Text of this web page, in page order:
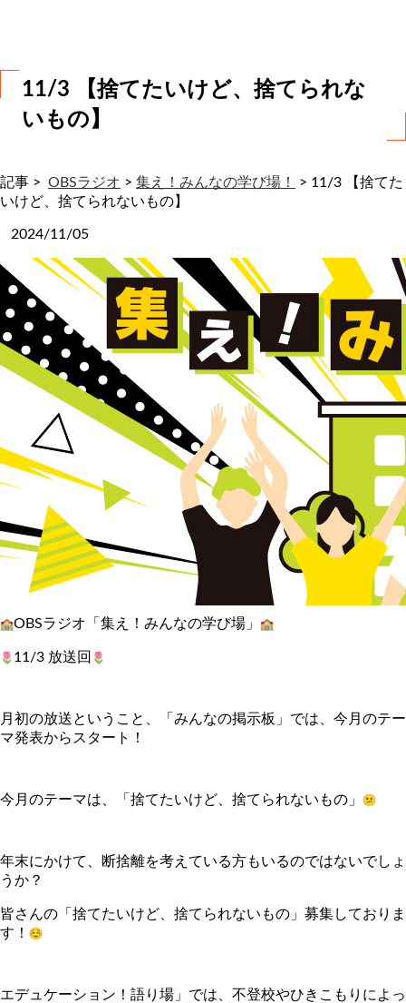
11/3 【捨てたいけど、捨てられな
いもの】
記事 > OBSラジオ > 集え！みんなの学び場！ > 11/3 【捨てた
いけど、捨てられないもの】
2024/11/05
OBSラジオ「集え！みんなの学び場」
11/3 放送回
月初の放送ということ、「みんなの掲示板」では、 今月のテー
マ発表からスタート！
今月のテーマは、「捨てたいけど、捨てられないもの」
年末にかけて、
断捨離を考えている方もいるのではないでしょ
うか？
皆さんの「捨てたいけど、捨てられないもの」募集しておりま
す！
エデュケーション！語り場」では、 不登校やひきこもりによっ